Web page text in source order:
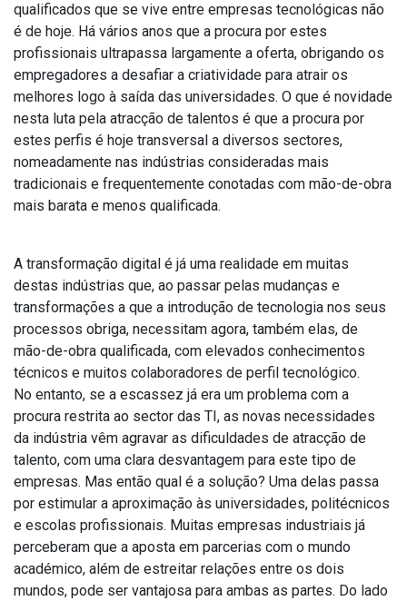
qualificados que se vive entre empresas tecnológicas não
é de hoje. Há vários anos que a procura por estes
profissionais ultrapassa largamente a oferta, obrigando os
empregadores a desafiar a criatividade para atrair os
melhores logo à saída das universidades. O que é novidade
nesta luta pela atracção de talentos é que a procura por
estes perfis é hoje transversal a diversos sectores,
nomeadamente nas indústrias consideradas mais
tradicionais e frequentemente conotadas com mão-de-obra
mais barata e menos qualificada.
A transformação digital é já uma realidade em muitas
destas indústrias que, ao passar pelas mudanças e
transformações a que a introdução de tecnologia nos seus
processos obriga, necessitam agora, também elas, de
mão-de-obra qualificada, com elevados conhecimentos
técnicos e muitos colaboradores de perfil tecnológico.
No entanto, se a escassez já era um problema com a
procura restrita ao sector das TI, as novas necessidades
da indústria vêm agravar as dificuldades de atracção de
talento, com uma clara desvantagem para este tipo de
empresas. Mas então qual é a solução? Uma delas passa
por estimular a aproximação às universidades, politécnicos
e escolas profissionais. Muitas empresas industriais já
perceberam que a aposta em parcerias com o mundo
académico, além de estreitar relações entre os dois
mundos, pode ser vantajosa para ambas as partes. Do lado